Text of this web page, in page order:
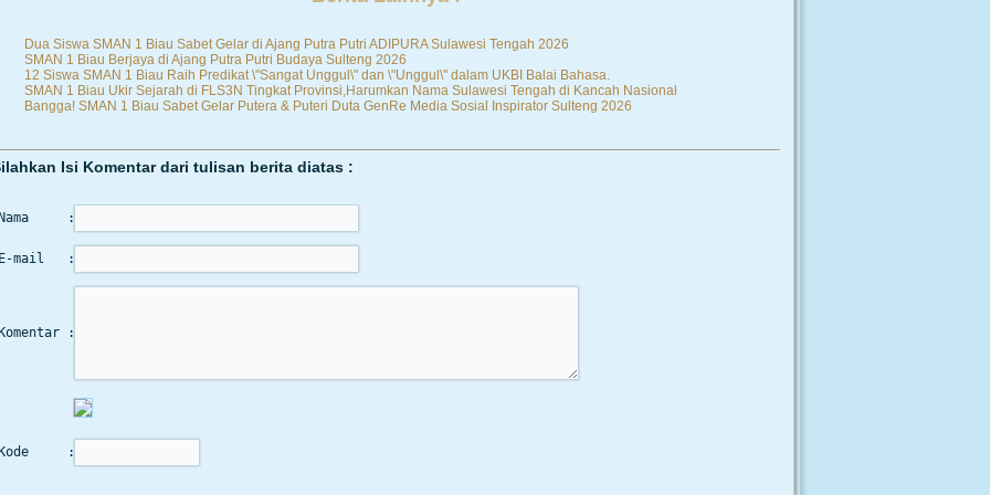
Dua Siswa SMAN 1 Biau Sabet Gelar di Ajang Putra Putri ADIPURA Sulawesi Tengah 2026
SMAN 1 Biau Berjaya di Ajang Putra Putri Budaya Sulteng 2026
12 Siswa SMAN 1 Biau Raih Predikat \"Sangat Unggul\" dan \"Unggul\" dalam UKBI Balai Bahasa.
SMAN 1 Biau Ukir Sejarah di FLS3N Tingkat Provinsi,Harumkan Nama Sulawesi Tengah di Kancah Nasional
Bangga! SMAN 1 Biau Sabet Gelar Putera & Puteri Duta GenRe Media Sosial Inspirator Sulteng 2026
Isi Komentar dari tulisan berita diatas :
:
mail   :
:
: